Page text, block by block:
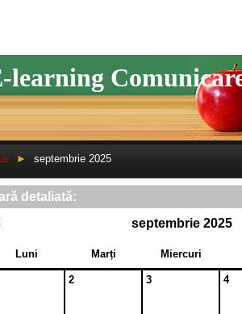
learning
► septembrie 2025
detaliată:
septembrie 2025
Luni Marți Miercuri
2 3 4